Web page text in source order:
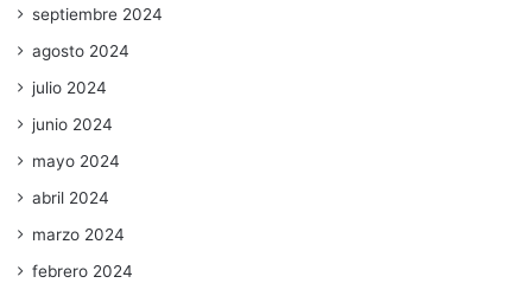
septiembre 2024
agosto 2024
julio 2024
junio 2024
mayo 2024
abril 2024
marzo 2024
febrero 2024